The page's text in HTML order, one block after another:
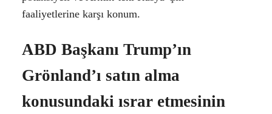
faaliyetlerine karşı konum.
ABD Başkanı Trump’ın
Grönland’ı satın alma
konusundaki ısrar etmesinin